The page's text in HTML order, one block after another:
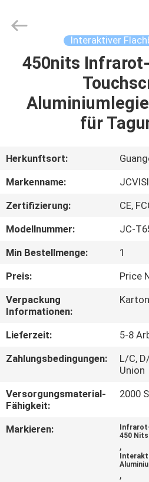
PRODUKTE
ÜBER
UNS
KONTAKT
MIT
UNS
NACHRICHTEN
RECHTSSACHEN
Interactive
Technology
Interaktiver
450nits
für
Herkunftsort:
Markenname:
Zertifizierung:
CE,
Modellnummer:
JC-
Min Bestellmenge:
1
Preis:
Price
Verpackung
Informationen:
Lieferzeit:
5-8
Zahlungsbedingungen:
L/C,
Union
Versorgungsmaterial-
Fähigkeit:
2000
Markieren:
450 Nits
,
,